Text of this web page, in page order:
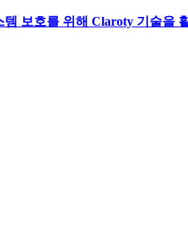
템 보호를 위해 Claroty 기술을